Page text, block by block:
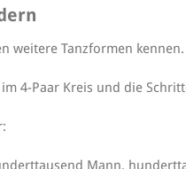
weitere Tanzformen kennen.
4-Paar Kreis und die
Mann,